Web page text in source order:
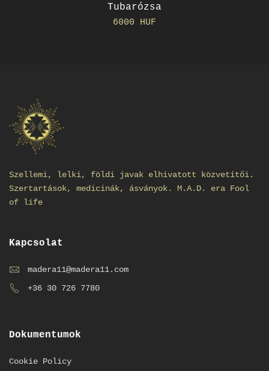
Tubarózsa
6000 HUF
Szellemi, lelki, földi javak elhivatott közvetítői.
Szertartások, medicinák, ásványok. M.A.D. era Fool
of life
Kapcsolat
madera11@madera11.com
+36 30 726 7780
Dokumentumok
Cookie Policy